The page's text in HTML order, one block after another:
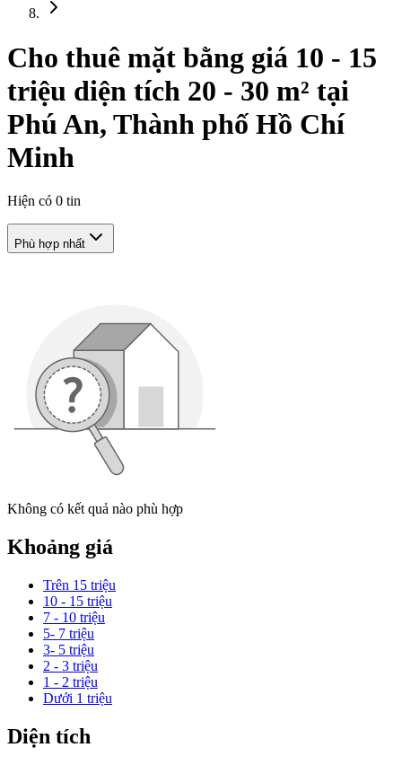
Cho thuê mặt bằng giá 10 - 15
triệu diện tích 20 - 30 m² tại
Phú An, Thành phố Hồ Chí
Minh
Hiện có 0 tin
Phù hợp nhất
Không có kết quả nào phù hợp
Khoảng giá
Trên 15 triệu
10 - 15 triệu
7 - 10 triệu
5- 7 triệu
3- 5 triệu
2 - 3 triệu
1 - 2 triệu
Dưới 1 triệu
Diện tích